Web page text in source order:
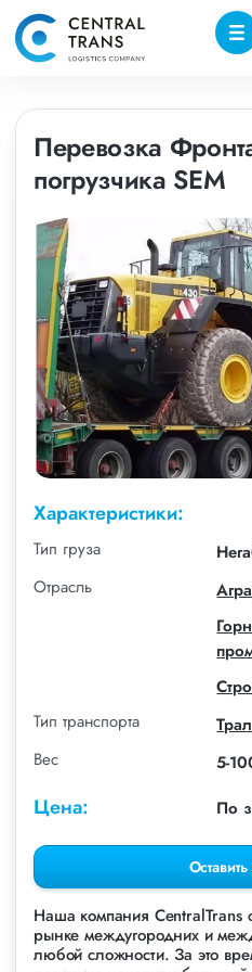
Перевозка
погрузчика SEM
Характеристики:
Тип груза
Отрасль
Тип транспорта
Трал
Вес
5-
Цена: По
Наша компания СentralTrans
рынке междугородних и
любой сложности. За это